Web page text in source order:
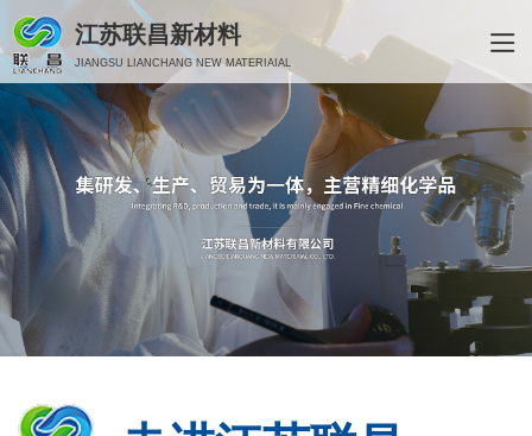
江苏联昌新材料
JIANGSU LIANCHANG NEW MATERIAIAL